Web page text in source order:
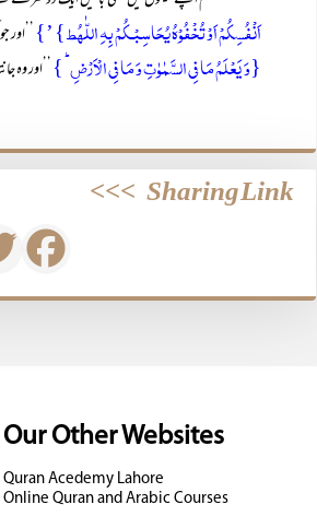
اَنْفُسِکُمْ اَوْ تُخْفُوْہُ یُحَاسِبْـکُمْ بِہِ اللّٰہُط} ’}
{وَ یَعۡلَمُ مَا فِی السَّمٰوٰتِ وَ مَا فِی الۡاَرۡضِ ؕ } ’’اور وہ
Sharing Link
>>>
Our Other Websites
Quran Acedemy Lahore
Online Quran and Arabic Courses